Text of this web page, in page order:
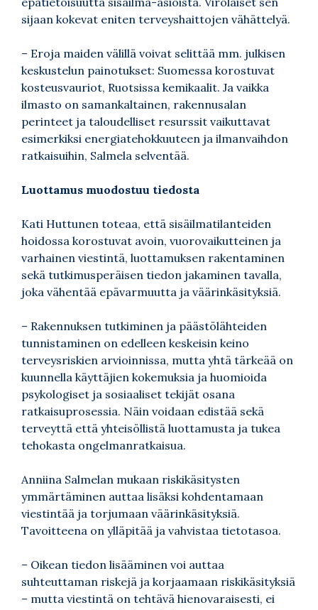
sijaan kokevat eniten terveyshaittojen vähättelyä.
– Eroja maiden välillä voivat selittää mm. julkisen
keskustelun painotukset: Suomessa korostuvat
kosteusvauriot, Ruotsissa kemikaalit. Ja vaikka
ilmasto on samankaltainen, rakennusalan
perinteet ja taloudelliset resurssit vaikuttavat
esimerkiksi energiatehokkuuteen ja ilmanvaihdon
ratkaisuihin, Salmela selventää.
Luottamus muodostuu tiedosta
Kati Huttunen toteaa, että sisäilmatilanteiden
hoidossa korostuvat avoin, vuorovaikutteinen ja
varhainen viestintä, luottamuksen rakentaminen
sekä tutkimusperäisen tiedon jakaminen tavalla,
joka vähentää epävarmuutta ja väärinkäsityksiä.
– Rakennuksen tutkiminen ja päästölähteiden
tunnistaminen on edelleen keskeisin keino
terveysriskien arvioinnissa, mutta yhtä tärkeää on
kuunnella käyttäjien kokemuksia ja huomioida
psykologiset ja sosiaaliset tekijät osana
ratkaisuprosessia. Näin voidaan edistää sekä
terveyttä että yhteisöllistä luottamusta ja tukea
tehokasta ongelmanratkaisua.
Anniina Salmelan mukaan riskikäsitysten
ymmärtäminen auttaa lisäksi kohdentamaan
viestintää ja torjumaan väärinkäsityksiä.
Tavoitteena on ylläpitää ja vahvistaa tietotasoa.
– Oikean tiedon lisääminen voi auttaa
suhteuttaman riskejä ja korjaamaan riskikäsityksiä
– mutta viestintä on tehtävä hienovaraisesti, ei